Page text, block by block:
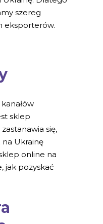
szereg
eksporterów.
sklep
się,
na Ukrainę
online na
jak pozyskać